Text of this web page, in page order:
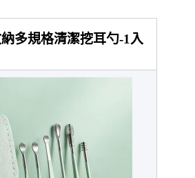
多規格清潔挖耳勺-1入